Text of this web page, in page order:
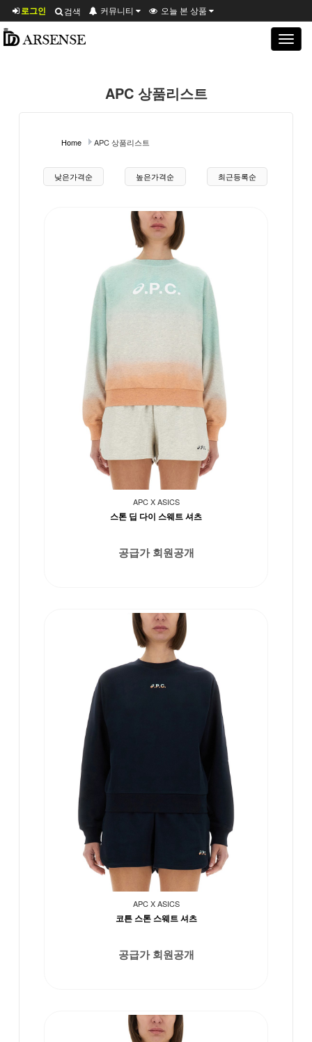
로그인 검색 커뮤니티 오늘 본 상품
Toggle
APC 상품리스트
Home APC 상품리스트
상품 정렬낮은가격순 높은가격순 최근등록순
APC X ASICS
스톤 딥 다이 스웨트 셔츠
공급가 회원공개
APC X ASICS
코튼 스톤 스웨트 셔츠
공급가 회원공개